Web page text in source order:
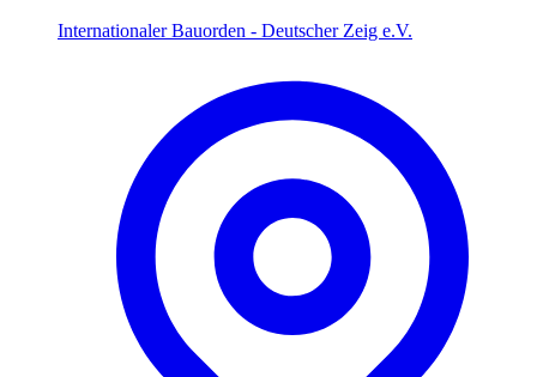
Internationaler Bauorden - Deutscher Zeig e.V.